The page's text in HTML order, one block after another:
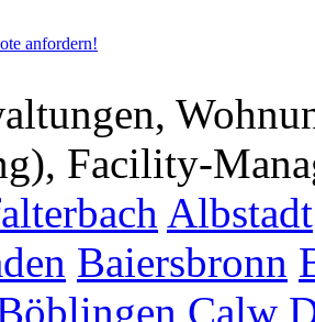
Facility-
Albstadt
Baiersbronn
Calw